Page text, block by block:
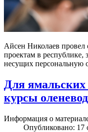
Айсен Николаев
проектам в республике,
несущих персональную
Для ямальских
курсы
Информация о
Опубликовано: 17